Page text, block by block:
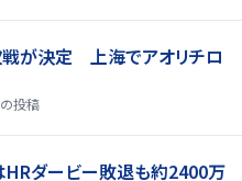
戦が決定 上海でアオリチロ
投稿
HRダービー敗退も約2400万